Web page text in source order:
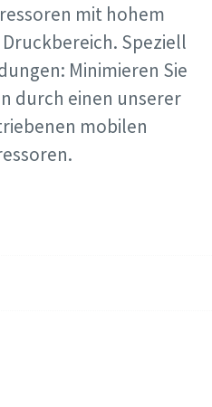
mit hohem
Speziell
Minimieren Sie
durch einen unserer
mobilen